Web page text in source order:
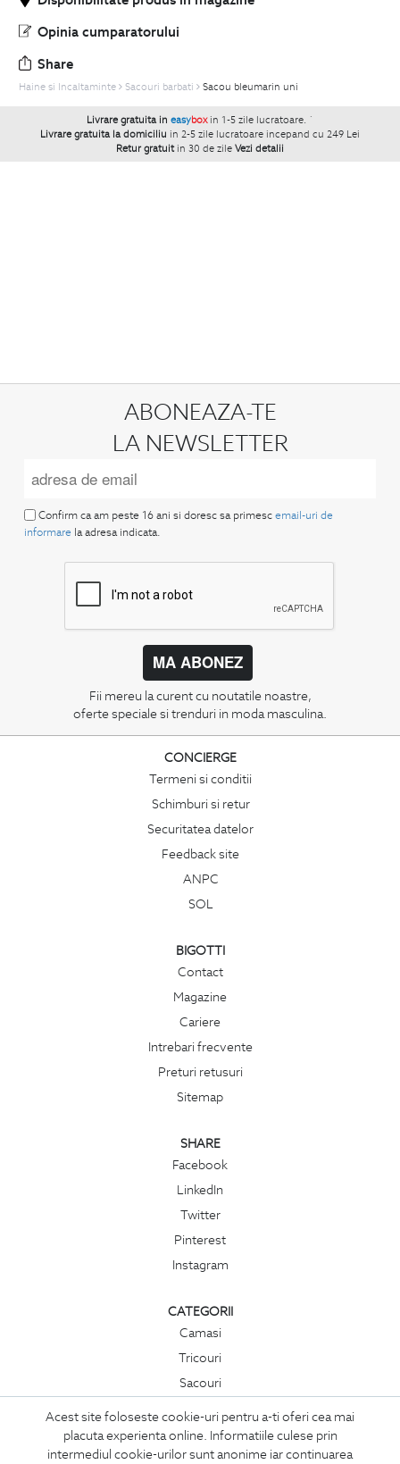
Acest site foloseste cookie-uri pentru a-ti oferi cea mai
placuta experienta online. Informatiile culese prin
intermediul cookie-urilor sunt anonime iar continuarea
Opinia cumparatorului
Share
Haine si Incaltaminte Sacouri barbati Sacou bleumarin uni
Livrare gratuita in easybox in 1-5 zile lucratoare. `
Livrare gratuita la domiciliu in 2-5 zile lucratoare incepand cu 249 Lei
Retur gratuit in 30 de zile Vezi detalii
ABONEAZA-TE
LA NEWSLETTER
Confirm ca am peste 16 ani si doresc sa primesc email-uri de
informare la adresa indicata.
MA ABONEZ
Fii mereu la curent cu noutatile noastre,
oferte speciale si trenduri in moda masculina.
CONCIERGE
Termeni si conditii
Schimburi si retur
Securitatea datelor
Feedback site
ANPC
SOL
BIGOTTI
Contact
Magazine
Cariere
Intrebari frecvente
Preturi retusuri
Sitemap
SHARE
Facebook
LinkedIn
Twitter
Pinterest
Instagram
CATEGORII
Camasi
Tricouri
Sacouri
Costume
Incaltaminte
Pantaloni